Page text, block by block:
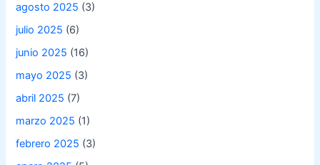
agosto 2025 (3)
julio 2025 (6)
junio 2025 (16)
mayo 2025 (3)
abril 2025 (7)
marzo 2025 (1)
febrero 2025 (3)